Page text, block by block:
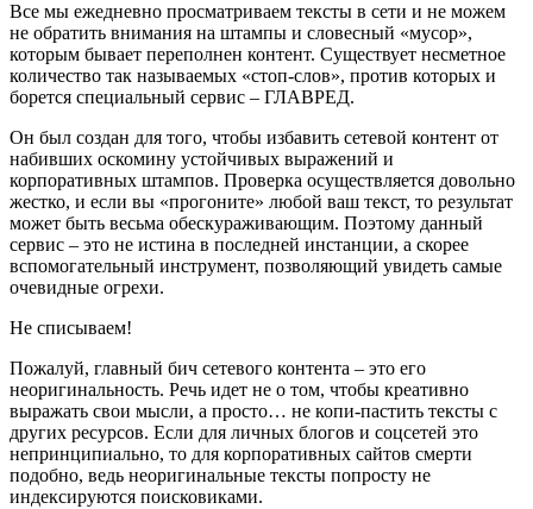
Все мы ежедневно просматриваем тексты в сети и не можем
не обратить внимания на штампы и словесный «мусор»,
которым бывает переполнен контент. Существует несметное
количество так называемых «стоп-слов», против которых и
борется специальный сервис – ГЛАВРЕД.
Он был создан для того, чтобы избавить сетевой контент от
набивших оскомину устойчивых выражений и
корпоративных штампов. Проверка осуществляется довольно
жестко, и если вы «прогоните» любой ваш текст, то результат
может быть весьма обескураживающим. Поэтому данный
сервис – это не истина в последней инстанции, а скорее
вспомогательный инструмент, позволяющий увидеть самые
очевидные огрехи.
Не списываем!
Пожалуй, главный бич сетевого контента – это его
неоригинальность. Речь идет не о том, чтобы креативно
выражать свои мысли, а просто… не копи-пастить тексты с
других ресурсов. Если для личных блогов и соцсетей это
непринципиально, то для корпоративных сайтов смерти
подобно, ведь неоригинальные тексты попросту не
индексируются поисковиками.